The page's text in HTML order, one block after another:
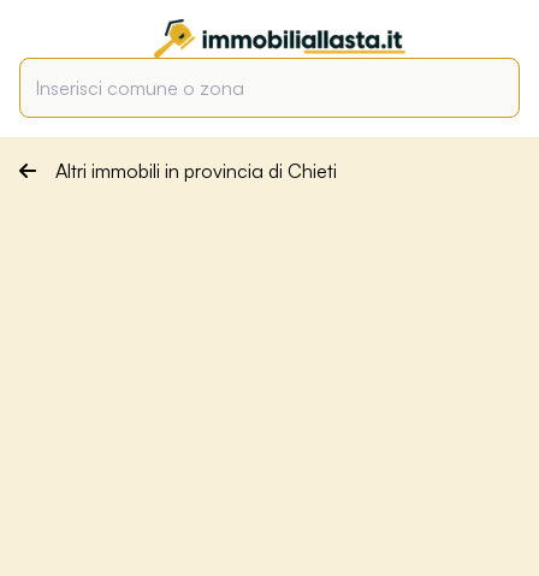
Altri immobili in provincia di Chieti